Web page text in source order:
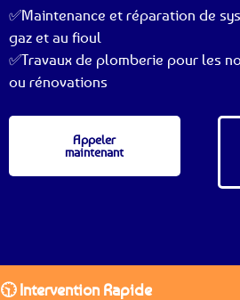
✅Maintenance et réparation de
gaz et au fioul
✅Travaux de plomberie pour les
ou rénovations
Appeler
maintenant
🕥 Intervention Rapide